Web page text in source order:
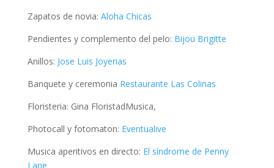
Zapatos de novia: Aloha Chicas
Pendientes y complemento del pelo: Bijou Brigitte
Anillos: Jose Luis Joyerias
Banquete y ceremonia Restaurante Las Colinas
Floristeria: Gina FloristadMusica,
Photocall y fotomaton: Eventualive
Musica aperitivos en directo: El síndrome de Penny
Lane